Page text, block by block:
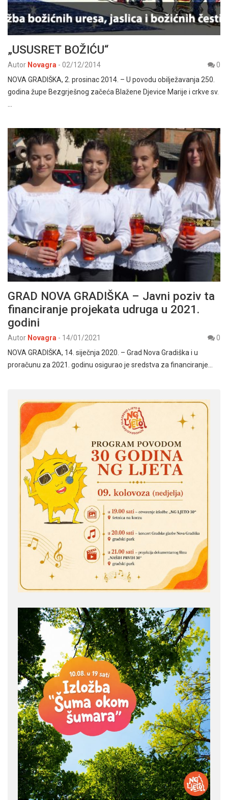
„USUSRET BOŽIĆU“
Autor Novagra - 02/12/2014
0
NOVA GRADIŠKA, 2. prosinac 2014. – U povodu obilježavanja 250.
godina župe Bezgrješnog začeća Blažene Djevice Marije i crkve sv.
GRAD NOVA GRADIŠKA – Javni poziv ta
financiranje projekata udruga u 2021.
godini
Autor Novagra - 14/01/2021
0
NOVA GRADIŠKA, 14. siječnja 2020. – Grad Nova Gradiška i u
proračunu za 2021. godinu osigurao je sredstva za financiranje…